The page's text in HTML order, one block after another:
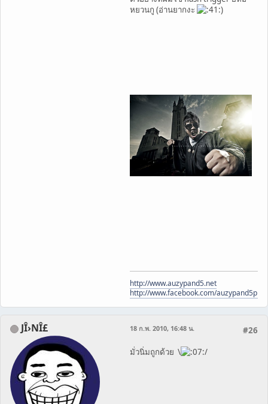
หยวนกู (อ่านยากงะ
)
http://www.auzypand5.net
http://www.facebook.com/
JÎ›NÎ£ #26
18 ก.พ. 2010, 16:48 น.
มั่วนิ่มถูกด้วย \ /